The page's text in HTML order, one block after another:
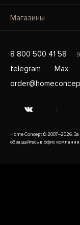
Магазины
8 800 500 41 58
telegram
Max
Home Concept © 2007–2026.
обращайтесь в офис компании.